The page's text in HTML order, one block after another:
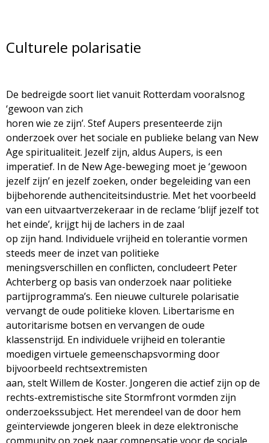
Culturele polarisatie
De bedreigde soort liet vanuit Rotterdam vooralsnog
‘gewoon van zich
horen wie ze zijn’. Stef Aupers presenteerde zijn
onderzoek over het sociale en publieke belang van New
Age spiritualiteit. Jezelf zijn, aldus Aupers, is een
imperatief. In de New Age-beweging moet je ‘gewoon
jezelf zijn’ en jezelf zoeken, onder begeleiding van een
bijbehorende authenciteitsindustrie. Met het voorbeeld
van een uitvaartverzekeraar in de reclame ‘blijf jezelf tot
het einde’, krijgt hij de lachers in de zaal
op zijn hand. Individuele vrijheid en tolerantie vormen
steeds meer de inzet van politieke
meningsverschillen en conflicten, concludeert Peter
Achterberg op basis van onderzoek naar politieke
partijprogramma’s. Een nieuwe culturele polarisatie
vervangt de oude politieke kloven. Libertarisme en
autoritarisme botsen en vervangen de oude
klassenstrijd. En individuele vrijheid en tolerantie
moedigen virtuele gemeenschapsvorming door
bijvoorbeeld rechtsextremisten
aan, stelt Willem de Koster. Jongeren die actief zijn op de
rechts-extremistische site Stormfront vormden zijn
onderzoekssubject. Het merendeel van de door hem
geïnterviewde jongeren bleek in deze elektronische